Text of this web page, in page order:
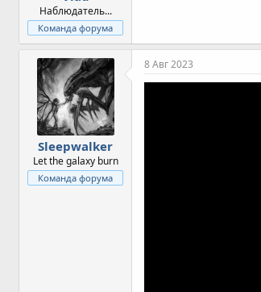
Наблюдатель...
Команда форума
Sleepwalker
Let the galaxy burn
Команда форума
8 Авг 2023